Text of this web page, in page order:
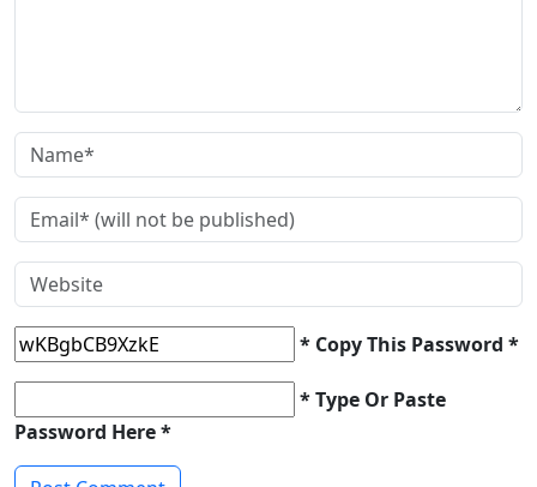
* Copy This Password *
* Type Or Paste
Password Here *